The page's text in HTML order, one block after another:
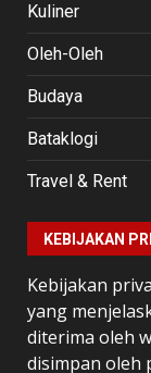
Kuliner
Oleh-Oleh
Budaya
Bataklogi
Travel & Rent
KEBIJAKAN
Kebijakan
yang
diterima oleh
disimpan oleh